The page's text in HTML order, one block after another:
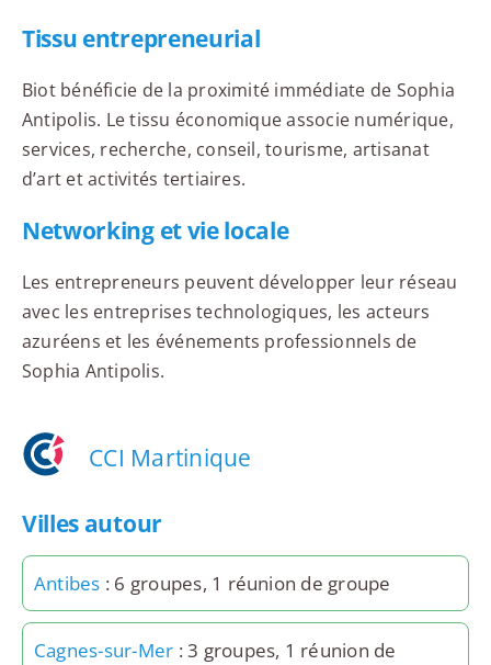
Tissu entrepreneurial
Biot bénéficie de la proximité immédiate de Sophia
Antipolis. Le tissu économique associe numérique,
services, recherche, conseil, tourisme, artisanat
d’art et activités tertiaires.
Networking et vie locale
Les entrepreneurs peuvent développer leur réseau
avec les entreprises technologiques, les acteurs
azuréens et les événements professionnels de
Sophia Antipolis.
CCI Martinique
Villes autour
Antibes : 6 groupes, 1 réunion de groupe
Cagnes-sur-Mer : 3 groupes, 1 réunion de